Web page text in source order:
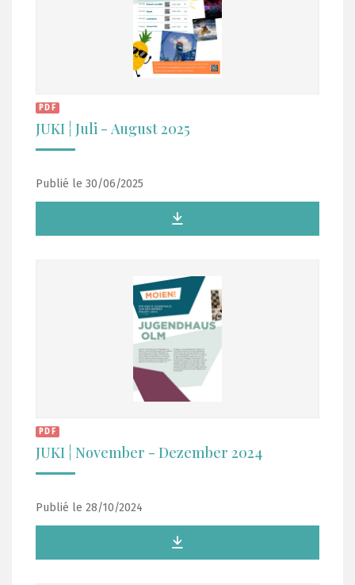
PDF
JUKI ¦ Juli - August 2025
Publié le 30/06/2025
PDF
JUKI ¦ November - Dezember 2024
Publié le 28/10/2024